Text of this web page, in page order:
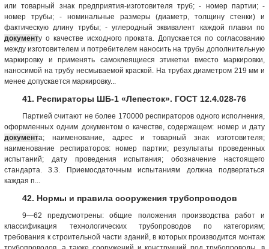
или товарный знак предприятия-изготовителя труб; - номер партии; -
номер трубы; - номинальные размеры (диаметр, толщину стенки) и
фактическую длину трубы; - углеродный эквивалент каждой плавки по
документу о качестве исходного проката. Допускается по согласованию
между изготовителем и потребителем наносить на трубы дополнительную
маркировку и применять самоклеящиеся этикетки вместо маркировки,
наносимой на трубу несмываемой краской. На трубах диаметром 219 мм и
менее допускается маркировку...
41. Респираторы ШБ-1 «Лепесток». ГОСТ 12.4.028-76
Партией считают не более 170000 респираторов одного исполнения,
оформленных одним документом о качестве, содержащем: номер и дату
документа; наименование, адрес и товарный знак изготовителя;
наименование респираторов: номер партии; результаты проведенных
испытаний; дату проведения испытания; обозначение настоящего
стандарта. 3.3. Приемосдаточным испытаниям должна подвергаться
каждая п...
42. Нормы и правила сооружения трубопроводов
9—62 предусмотрены: общие положения производства работ и
классификация технологических трубопроводов по категориям;
требования к строительной части зданий, в которых производится монтаж